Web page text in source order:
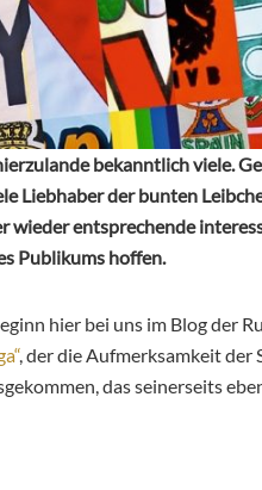
bekanntlich viele.
Liebhaber der bunten
wieder entsprechende
Publikums hoffen.
hier bei uns im Blog der
, der die Aufmerksamkeit der
das seinerseits